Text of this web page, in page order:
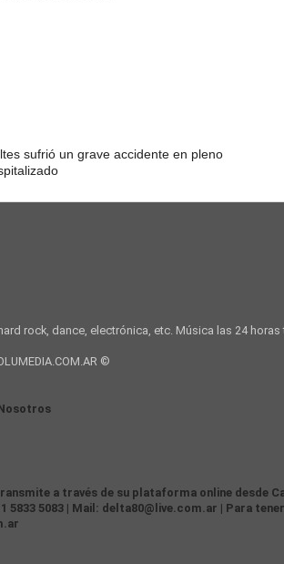
sufrió un grave accidente en pleno
rock, dance, electrónica, etc. Música las 24
©
a través de su plataforma online desde
5833 5083 | Mail: delta80@live.com.ar | Para